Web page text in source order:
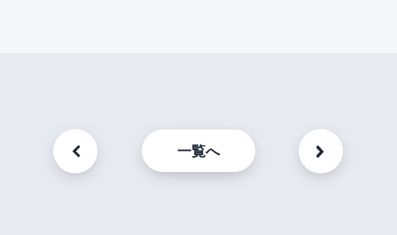
一覧へ